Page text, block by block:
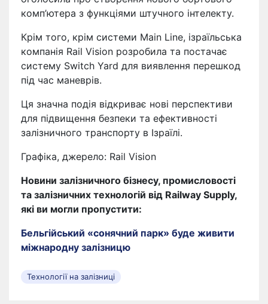
комп’ютера з функціями штучного інтелекту.
Крім того, крім системи Main Line, ізраїльська
компанія Rail Vision розробила та постачає
систему Switch Yard для виявлення перешкод
під час маневрів.
Ця значна подія відкриває нові перспективи
для підвищення безпеки та ефективності
залізничного транспорту в Ізраїлі.
Графіка, джерело: Rail Vision
Новини залізничного бізнесу, промисловості
та залізничних технологій від Railway Supply,
які ви могли пропустити:
Бельгійський «сонячний парк» буде живити
міжнародну залізницю
Технології на залізниці